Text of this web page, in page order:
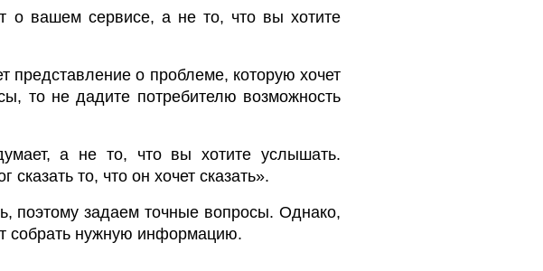
о вашем сервисе, а не то, что вы хотите
представление о проблеме, которую хочет
то не дадите потребителю возможность
а не то, что вы хотите услышать.
то, что он хочет сказать».
поэтому задаем точные вопросы. Однако,
собрать нужную информацию.